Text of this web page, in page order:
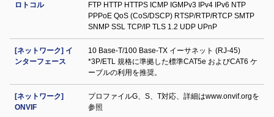
ロトコル
FTP HTTP HTTPS ICMP IGMPv3 IPv4 IPv6 NTP
PPPoE QoS (CoS/DSCP) RTSP/RTP/RTCP SMTP
SNMP SSL TCP/IP TLS 1.2 UDP UPnP
[ネットワーク] イ
ンターフェース
10 Base-T/100 Base-TX イーサネット (RJ-45)
*3P/ETL 規格に準拠した標準CAT5e およびCAT6 ケ
ーブルの利用を推奨。
[ネットワーク]
ONVIF
プロファイルG、S、T対応、詳細はwww.onvif.orgを
参照